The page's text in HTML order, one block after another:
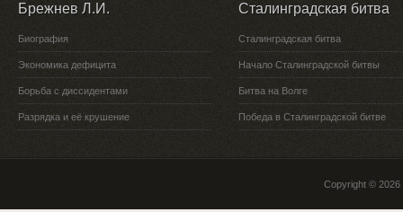
Брежнев Л.И.
Биография
Экономика дефицита
Борьба с диссидентами
Разрядка и её крушение
Сталинградская битва
Сталинградская битва
Начало Сталинградской битвы
Битва на Волге
Победа в Сталинградской битве
Copyright © 2026